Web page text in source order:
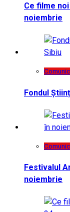
Ce filme
noiembrie
Fondul
Festivalul
noiembrie